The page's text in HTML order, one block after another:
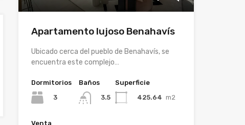
Apartamento lujoso Benahavís
Ubicado cerca del pueblo de Benahavís, se
encuentra este complejo…
Dormitorios
3
Baños
3.5
Superficie
425.64 m2
Venta